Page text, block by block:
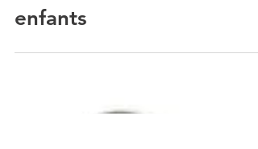
L'impact des algorithmes